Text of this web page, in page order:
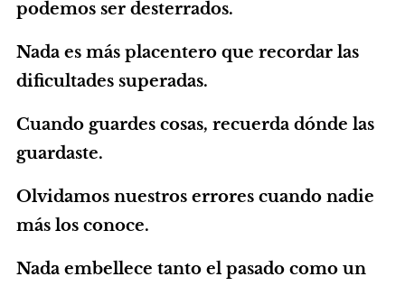
podemos ser desterrados.
Nada es más placentero que recordar las
dificultades superadas.
Cuando guardes cosas, recuerda dónde las
guardaste.
Olvidamos nuestros errores cuando nadie
más los conoce.
Nada embellece tanto el pasado como un